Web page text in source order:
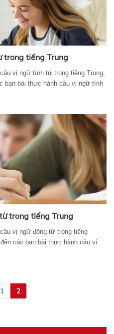
trong tiếng Trung
vị ngữ tính từ trong tiếng Trung,
bạn bài thực hành câu vị ngữ tính
trong tiếng Trung
vị ngữ động từ trong tiếng
các bạn bài thực hành câu vị
1 2